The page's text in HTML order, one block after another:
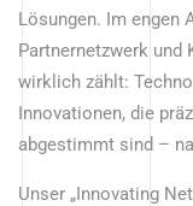
Lösungen. Im engen
Partnernetzwerk und
wirklich zählt:
Innovationen, die
abgestimmt sind –
Unser „Innovating